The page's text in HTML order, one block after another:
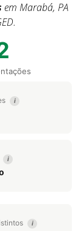
em Marabá, PA
i
i
i